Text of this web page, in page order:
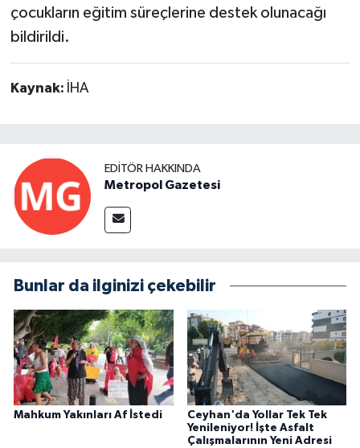
çocukların eğitim süreçlerine destek olunacağı
bildirildi.
Kaynak: İHA
EDITÖR HAKKINDA
Metropol Gazetesi
Bunlar da ilginizi çekebilir
Mahkum Yakınları Af İstedi
Ceyhan'da Yollar Tek Tek
Yenileniyor! İşte Asfalt
Çalışmalarının Yeni Adresi